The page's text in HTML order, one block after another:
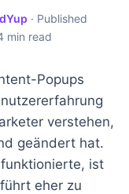
· Published
min read
Popups
verstehen,
geändert hat.
ist
eher zu